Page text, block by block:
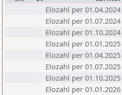
Elozahl per 01.04.2024
Elozahl per 01.07.2024
Elozahl per 01.10.2024
Elozahl per 01.01.2025
Elozahl per 01.04.2025
Elozahl per 01.07.2025
Elozahl per 01.10.2025
Elozahl per 01.01.2026